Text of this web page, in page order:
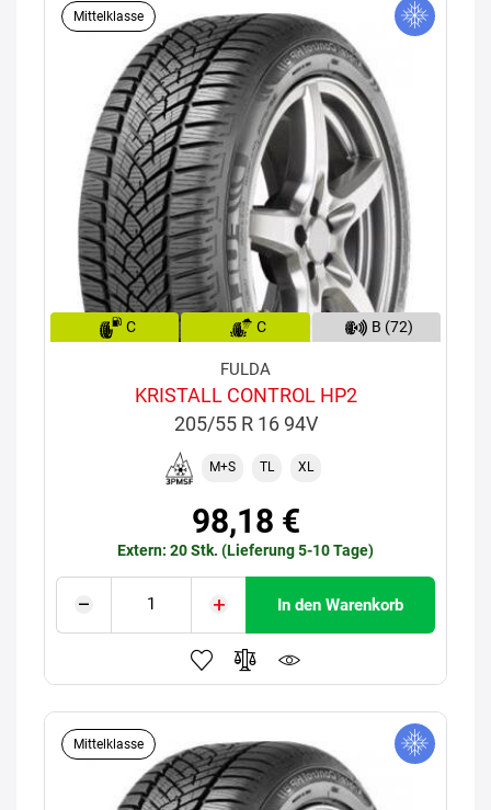
Mittelklasse
C C B (72)
FULDA
KRISTALL CONTROL HP2
205/55 R 16 94V
M+S TL XL
98,18 €
Extern: 20 Stk. (Lieferung 5-10 Tage)
In den Warenkorb
Mittelklasse